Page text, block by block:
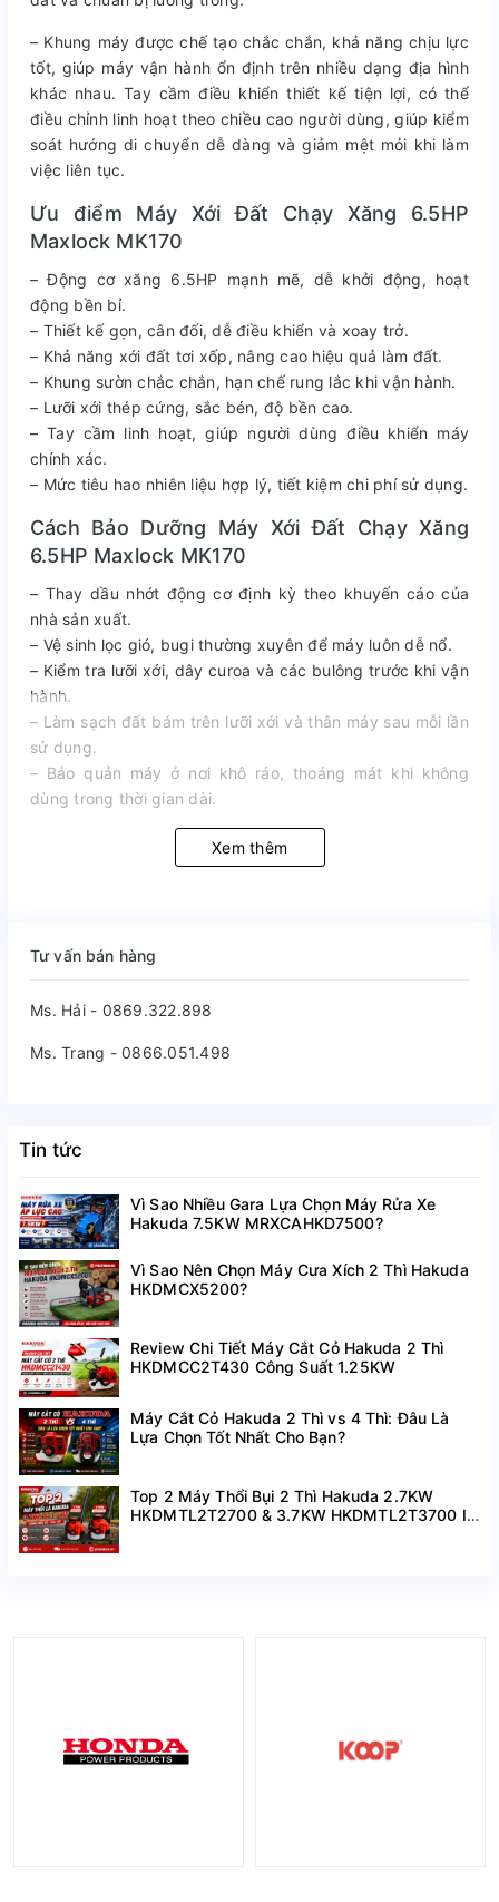
– Khung máy được chế tạo chắc chắn, khả năng chịu lực
tốt, giúp máy vận hành ổn định trên nhiều dạng địa hình
khác nhau. Tay cầm điều khiển thiết kế tiện lợi, có thể
điều chỉnh linh hoạt theo chiều cao người dùng, giúp kiểm
soát hướng di chuyển dễ dàng và giảm mệt mỏi khi làm
việc liên tục.
Ưu điểm Máy Xới Đất Chạy Xăng 6.5HP
Maxlock MK170
– Động cơ xăng 6.5HP mạnh mẽ, dễ khởi động, hoạt
động bền bỉ.
– Thiết kế gọn, cân đối, dễ điều khiển và xoay trở.
– Khả năng xới đất tơi xốp, nâng cao hiệu quả làm đất.
– Khung sườn chắc chắn, hạn chế rung lắc khi vận hành.
– Lưỡi xới thép cứng, sắc bén, độ bền cao.
– Tay cầm linh hoạt, giúp người dùng điều khiển máy
chính xác.
– Mức tiêu hao nhiên liệu hợp lý, tiết kiệm chi phí sử dụng.
Cách Bảo Dưỡng Máy Xới Đất Chạy Xăng
6.5HP Maxlock MK170
– Thay dầu nhớt động cơ định kỳ theo khuyến cáo của
nhà sản xuất.
– Vệ sinh lọc gió, bugi thường xuyên để máy luôn dễ nổ.
– Kiểm tra lưỡi xới, dây curoa và các bulông trước khi vận
hành.
– Làm sạch đất bám trên lưỡi xới và thân máy sau mỗi lần
sử dụng.
– Bảo quản máy ở nơi khô ráo, thoáng mát khi không
dùng trong thời gian dài.
Xem thêm
Tư vấn bán hàng
Ms. Hải - 0869.322.898
Ms. Trang - 0866.051.498
Tin tức
Vì Sao Nhiều Gara Lựa Chọn Máy Rửa Xe
Hakuda 7.5KW MRXCAHKD7500?
Vì Sao Nên Chọn Máy Cưa Xích 2 Thì Hakuda
HKDMCX5200?
Review Chi Tiết Máy Cắt Cỏ Hakuda 2 Thì
HKDMCC2T430 Công Suất 1.25KW
Máy Cắt Cỏ Hakuda 2 Thì vs 4 Thì: Đâu Là
Lựa Chọn Tốt Nhất Cho Bạn?
Top 2 Máy Thổi Bụi 2 Thì Hakuda 2.7KW
HKDMTL2T2700 & 3.7KW HKDMTL2T3700 I